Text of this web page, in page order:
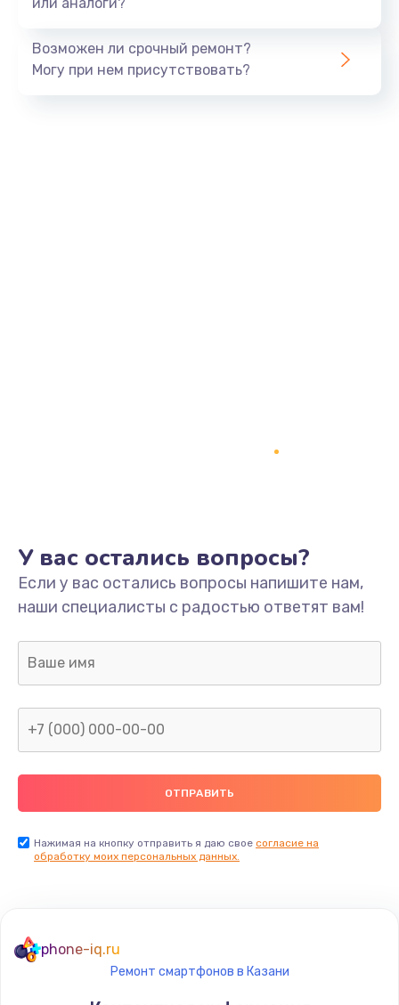
960 руб.
Заказать
1600 руб.
Заказать
Ремонт цепей питания
750 руб.
Заказать
Установка драйверов
1240 руб.
Возможен ли срочный ремонт?
Могу при нем присутствовать?
У вас остались вопросы?
Если у вас остались вопросы напишите нам,
наши специалисты с радостью ответят вам!
Нажимая на кнопку отправить я даю свое согласие на
обработку моих персональных данных.
phone-iq.ru
Ремонт смартфонов в Казани